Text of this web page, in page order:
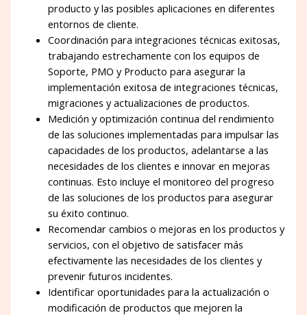
producto y las posibles aplicaciones en diferentes
entornos de cliente.
Coordinación para integraciones técnicas exitosas,
trabajando estrechamente con los equipos de
Soporte, PMO y Producto para asegurar la
implementación exitosa de integraciones técnicas,
migraciones y actualizaciones de productos.
Medición y optimización continua del rendimiento
de las soluciones implementadas para impulsar las
capacidades de los productos, adelantarse a las
necesidades de los clientes e innovar en mejoras
continuas. Esto incluye el monitoreo del progreso
de las soluciones de los productos para asegurar
su éxito continuo.
Recomendar cambios o mejoras en los productos y
servicios, con el objetivo de satisfacer más
efectivamente las necesidades de los clientes y
prevenir futuros incidentes.
Identificar oportunidades para la actualización o
modificación de productos que mejoren la